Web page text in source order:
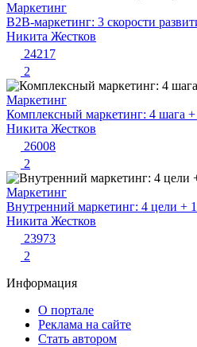
Маркетинг
B2B-маркетинг: 3 скорости
Никита Жестков
24217
2
Маркетинг
Комплексный маркетинг: 4 шага
Никита Жестков
26008
2
Маркетинг
Внутренний маркетинг: 4 цели +
Никита Жестков
23973
2
Информация
О портале
Реклама на сайте
Стать автором